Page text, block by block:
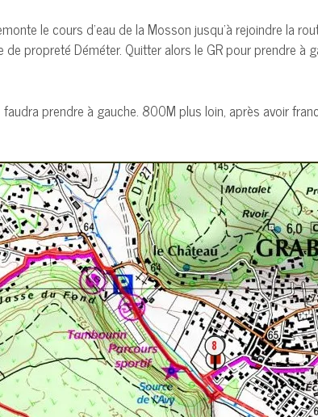
le cours d’eau de la Mosson jusqu’à rejoindre la
propreté Déméter. Quitter alors le GR pour prendre
prendre à gauche. 800M plus loin, après avoir